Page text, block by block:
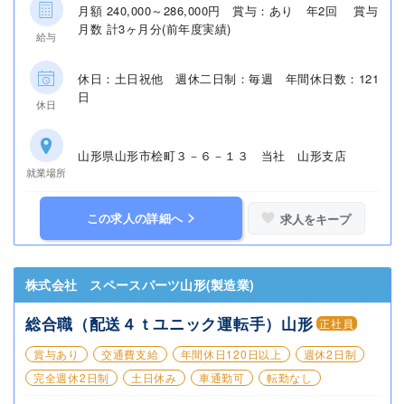
給与
月額 240,000～286,000円 賞与：あり 年2回 賞与
月数 計3ヶ月分(前年度実績)
休日
休日：土日祝他 週休二日制：毎週 年間休日数：121
日
就業場所
山形県山形市桧町３－６－１３ 当社 山形支店
この求人の詳細へ 求人をキープ
株式会社 スペースパーツ山形(製造業)
総合職（配送４ｔユニック運転手）山形 正社員
賞与あり
交通費支給 年間休日120日以上
週休2日制
完全週休2日制
土日休み 車通勤可 転勤なし